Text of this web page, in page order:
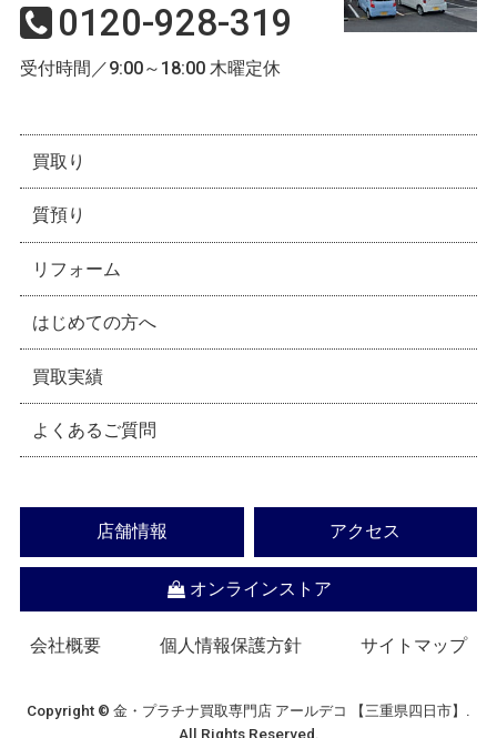
0120-928-319
受付時間／9:00～18:00 木曜定休
買取り
質預り
リフォーム
はじめての方へ
買取実績
よくあるご質問
店舗情報 アクセス
オンラインストア
会社概要 個人情報保護方針 サイトマップ
Copyright © 金・プラチナ買取専門店 アールデコ 【三重県四日市】.
All Rights Reserved.